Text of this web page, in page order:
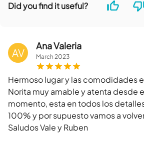
Did you find it useful?
AV
Ana Valeria
March 2023
Hermoso lugar y las comodidades
Norita muy amable y atenta desde
momento, esta en todos los
100% y por supuesto vamos a
Saludos Vale y Ruben